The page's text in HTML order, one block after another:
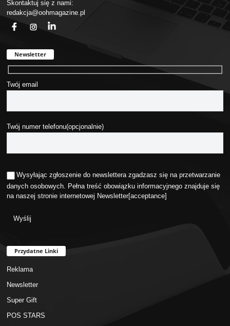
Skontaktuj się z nami:
redakcja@oohmagazine.pl
Newsletter
Twój email
Twój numer telefonu(opcjonalnie)
Wysyłając zgłoszenie do newslettera zgadzasz się na przetwarzanie
danych osobowych. Pełna treść obowiązku informacyjnego znajduje się
na naszej stronie internetowej Newsletter[acceptance]
Przydatne Linki
Reklama
Newsletter
Super Gift
POS STARS